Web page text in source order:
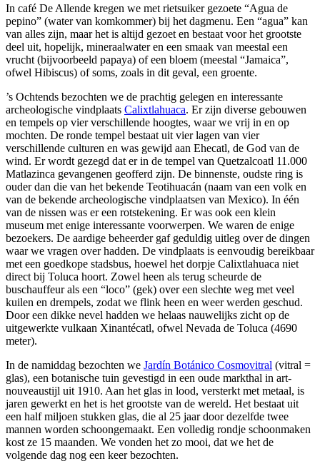
In café De Allende kregen we met rietsuiker gezoete “Agua de
pepino” (water van komkommer) bij het dagmenu. Een “agua” kan
van alles zijn, maar het is altijd gezoet en bestaat voor het grootste
deel uit, hopelijk, mineraalwater en een smaak van meestal een
vrucht (bijvoorbeeld papaya) of een bloem (meestal “Jamaica”,
ofwel Hibiscus) of soms, zoals in dit geval, een groente.
’s Ochtends bezochten we de prachtig gelegen en interessante
archeologische vindplaats Calixtlahuaca. Er zijn diverse gebouwen
en tempels op vier verschillende hoogtes, waar we vrij in en op
mochten. De ronde tempel bestaat uit vier lagen van vier
verschillende culturen en was gewijd aan Ehecatl, de God van de
wind. Er wordt gezegd dat er in de tempel van Quetzalcoatl 11.000
Matlazinca gevangenen geofferd zijn. De binnenste, oudste ring is
ouder dan die van het bekende Teotihuacán (naam van een volk en
van de bekende archeologische vindplaatsen van Mexico). In één
van de nissen was er een rotstekening. Er was ook een klein
museum met enige interessante voorwerpen. We waren de enige
bezoekers. De aardige beheerder gaf geduldig uitleg over de dingen
waar we vragen over hadden. De vindplaats is eenvoudig bereikbaar
met een goedkope stadsbus, hoewel het dorpje Calixtlahuaca niet
direct bij Toluca hoort. Zowel heen als terug scheurde de
buschauffeur als een “loco” (gek) over een slechte weg met veel
kuilen en drempels, zodat we flink heen en weer werden geschud.
Door een dikke nevel hadden we helaas nauwelijks zicht op de
uitgewerkte vulkaan Xinantécatl, ofwel Nevada de Toluca (4690
meter).
In de namiddag bezochten we Jardín Botánico Cosmovitral (vitral =
glas), een botanische tuin gevestigd in een oude markthal in art-
nouveaustijl uit 1910. Aan het glas in lood, versterkt met metaal, is
jaren gewerkt en het is het grootste van de wereld. Het bestaat uit
een half miljoen stukken glas, die al 25 jaar door dezelfde twee
mannen worden schoongemaakt. Een volledig rondje schoonmaken
kost ze 15 maanden. We vonden het zo mooi, dat we het de
volgende dag nog een keer bezochten.